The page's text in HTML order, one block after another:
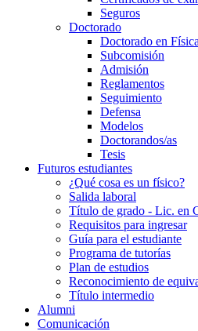
Seguros
Doctorado
Doctorado en Física
Subcomisión
Admisión
Reglamentos
Seguimiento
Defensa
Modelos
Doctorandos/as
Tesis
Futuros estudiantes
¿Qué cosa es un físico?
Salida laboral
Título de grado - Lic. en
Requisitos para ingresar
Guía para el estudiante
Programa de tutorías
Plan de estudios
Reconocimiento de
Título intermedio
Alumni
Comunicación